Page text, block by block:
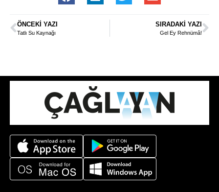
ÖNCEKI YAZI
Tatlı Su Kaynağı
SIRADAKI YAZI
Gel Ey Rehnümâ!